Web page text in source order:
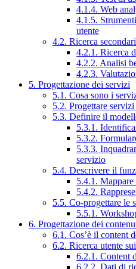
4.1.4. Web
4.1.5.
utente
4.2. Ricerca
4.2.1. Ricerca
4.2.2. Analisi
4.2.3.
5. Progettazione dei servizi
5.1. Cosa sono i
5.2. Progettare
5.3. Definire il
5.3.1.
5.3.2.
5.3.3.
servizio
5.4. Descrivere il
5.4.1. Mappare
5.4.2.
5.5. Co-progettare le
5.5.1.
6. Progettazione dei
6.1. Cos’è il content
6.2. Ricerca utente
6.2.1. Content
6.2.2. Dati di